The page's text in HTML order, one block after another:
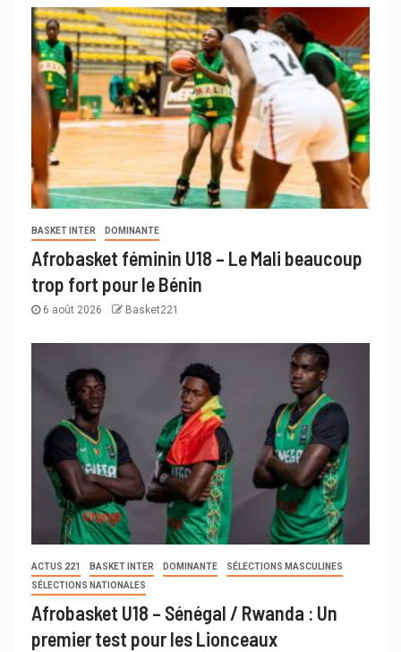
BASKET INTER DOMINANTE
Afrobasket féminin U18 – Le Mali beaucoup
trop fort pour le Bénin
6 août 2026 Basket221
ACTUS 221 BASKET INTER DOMINANTE
SÉLECTIONS MASCULINES
SÉLECTIONS NATIONALES
Afrobasket U18 – Sénégal / Rwanda : Un
premier test pour les Lionceaux